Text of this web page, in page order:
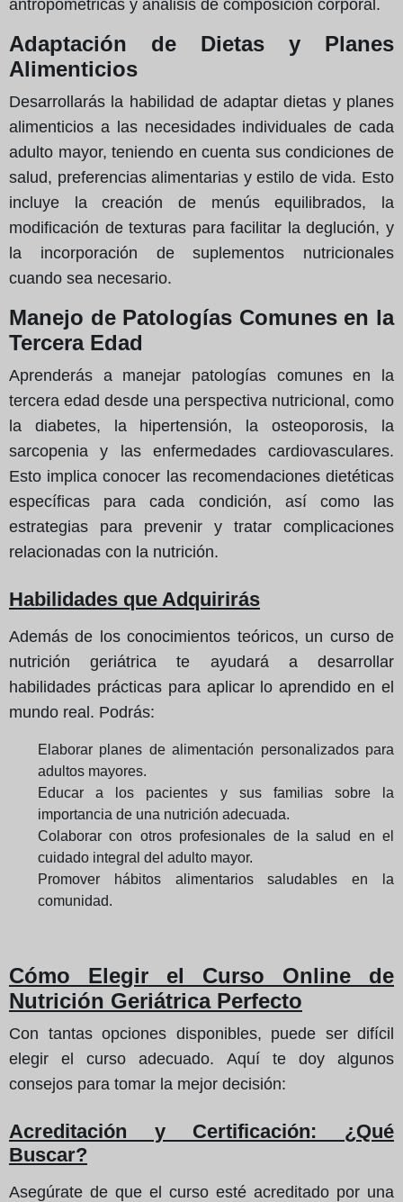
antropométricas y análisis de composición corporal.
Adaptación de Dietas y Planes
Alimenticios
Desarrollarás la habilidad de adaptar dietas y planes
alimenticios a las necesidades individuales de cada
adulto mayor, teniendo en cuenta sus condiciones de
salud, preferencias alimentarias y estilo de vida. Esto
incluye la creación de menús equilibrados, la
modificación de texturas para facilitar la deglución, y
la incorporación de suplementos nutricionales
cuando sea necesario.
Manejo de Patologías Comunes en la
Tercera Edad
Aprenderás a manejar patologías comunes en la
tercera edad desde una perspectiva nutricional, como
la diabetes, la hipertensión, la osteoporosis, la
sarcopenia y las enfermedades cardiovasculares.
Esto implica conocer las recomendaciones dietéticas
específicas para cada condición, así como las
estrategias para prevenir y tratar complicaciones
relacionadas con la nutrición.
Habilidades que Adquirirás
Además de los conocimientos teóricos, un curso de
nutrición geriátrica te ayudará a desarrollar
habilidades prácticas para aplicar lo aprendido en el
mundo real. Podrás:
Elaborar planes de alimentación personalizados para
adultos mayores.
Educar a los pacientes y sus familias sobre la
importancia de una nutrición adecuada.
Colaborar con otros profesionales de la salud en el
cuidado integral del adulto mayor.
Promover hábitos alimentarios saludables en la
comunidad.
Cómo Elegir el Curso Online de
Nutrición Geriátrica Perfecto
Con tantas opciones disponibles, puede ser difícil
elegir el curso adecuado. Aquí te doy algunos
consejos para tomar la mejor decisión:
Acreditación y Certificación: ¿Qué
Buscar?
Asegúrate de que el curso esté acreditado por una